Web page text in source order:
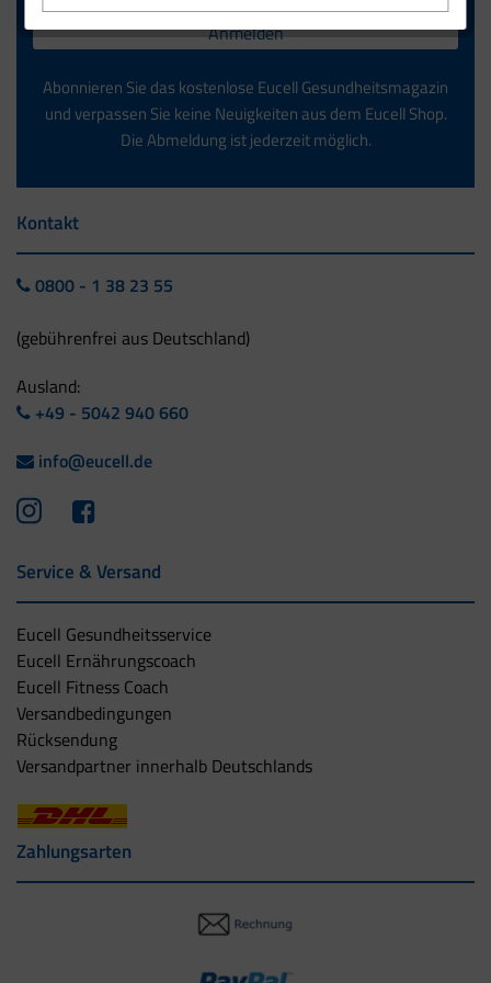
Anmelden
Abonnieren Sie das kostenlose Eucell Gesundheitsmagazin
und verpassen Sie keine Neuigkeiten aus dem Eucell Shop.
Die Abmeldung ist jederzeit möglich.
Kontakt
0800 - 1 38 23 55
(gebührenfrei aus Deutschland)
Ausland:
+49 - 5042 940 660
info@eucell.de
Service & Versand
Eucell Gesundheitsservice
Eucell Ernährungscoach
Eucell Fitness Coach
Versandbedingungen
Rücksendung
Versandpartner innerhalb Deutschlands
Zahlungsarten